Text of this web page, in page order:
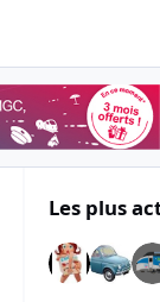
Les plus